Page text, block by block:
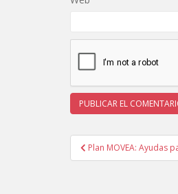
Navegación
de
Plan MOVEA: Ayudas